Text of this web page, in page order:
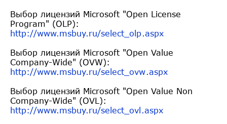
Выбор лицензий Microsoft "Open License
Program" (OLP):
http://www.msbuy.ru/select_olp.aspx
Выбор лицензий Microsoft "Open Value
Company-Wide" (OVW):
http://www.msbuy.ru/select_ovw.aspx
Выбор лицензий Microsoft "Open Value Non
Company-Wide" (OVL):
http://www.msbuy.ru/select_ovl .aspx